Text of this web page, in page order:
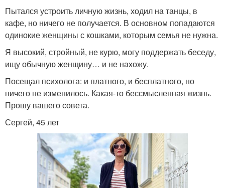
Пытался устроить личную жизнь, ходил на танцы, в
кафе, но ничего не получается. В основном попадаются
одинокие женщины с кошками, которым семья не нужна.
Я высокий, стройный, не курю, могу поддержать беседу,
ищу обычную женщину… и не нахожу.
Посещал психолога: и платного, и бесплатного, но
ничего не изменилось. Какая-то бессмысленная жизнь.
Прошу вашего совета.
Сергей, 45 лет